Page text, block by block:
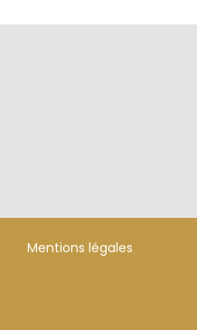
Mentions légales